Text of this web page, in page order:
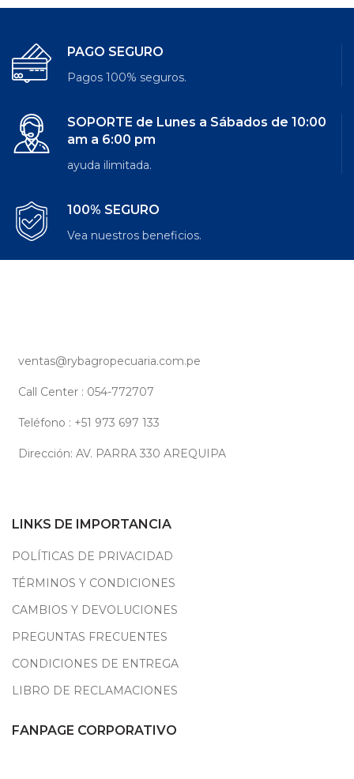
PAGO SEGURO
Pagos 100% seguros.
SOPORTE de Lunes a Sábados de 10:00
am a 6:00 pm
ayuda ilimitada.
100% SEGURO
Vea nuestros beneficios.
ventas@rybagropecuaria.com.pe
Call Center : 054-772707
Teléfono : +51 973 697 133
Dirección: AV. PARRA 330 AREQUIPA
LINKS DE IMPORTANCIA
POLÍTICAS DE PRIVACIDAD
TÉRMINOS Y CONDICIONES
CAMBIOS Y DEVOLUCIONES
PREGUNTAS FRECUENTES
CONDICIONES DE ENTREGA
LIBRO DE RECLAMACIONES
FANPAGE CORPORATIVO